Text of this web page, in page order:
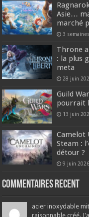
Asie…
marché
3
Throne
: la plus
meta
28 juin
Guild
pourrait
13 juin
Camelot
Steam :
détour ?
9 juin 2026
Commentaires recent
acier inoxydable
raisonnable créé.